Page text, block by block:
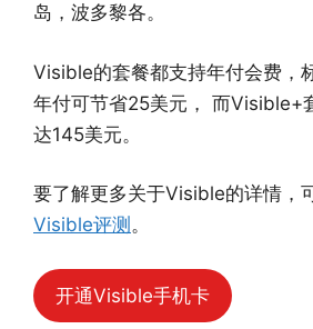
岛，波多黎各。
Visible的套餐都支持年付会费，
年付可节省25美元， 而Visible+
达145美元。
要了解更多关于Visible的详情，
Visible评测 。
开通Visible手机卡